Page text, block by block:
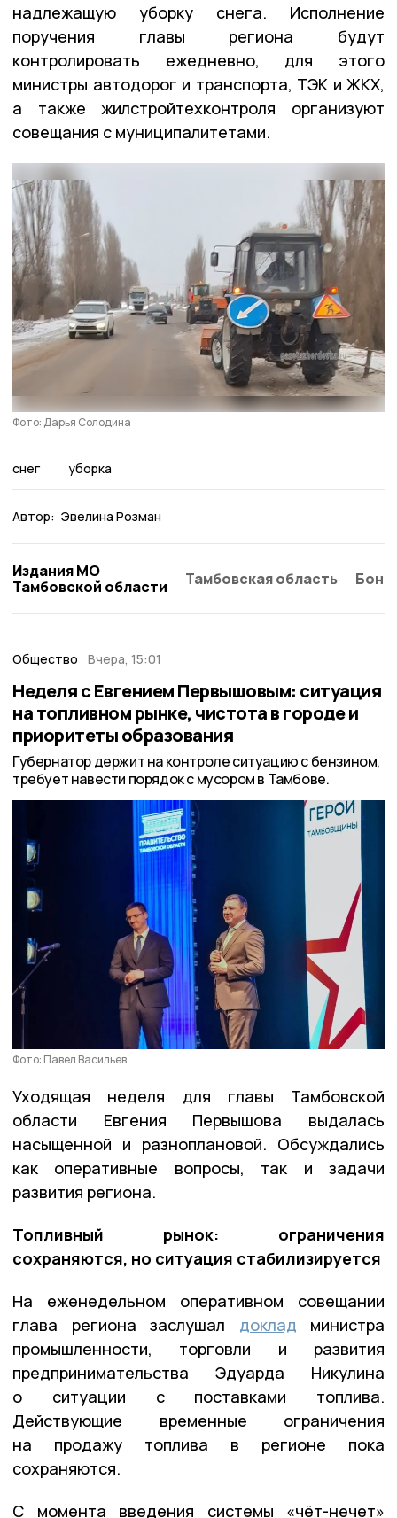
надлежащую уборку снега. Исполнение
поручения главы региона будут
контролировать ежедневно, для этого
министры автодорог и транспорта, ТЭК и ЖКХ,
а также жилстройтехконтроля организуют
совещания с муниципалитетами.
Фото: Дарья Солодина
снег уборка
Автор: Эвелина Розман
Издания МО
Тамбовской области
Тамбовская область
Общество Вчера, 15:01
Неделя с Евгением Первышовым: ситуация
на топливном рынке, чистота в городе и
приоритеты образования
Губернатор держит на контроле ситуацию с бензином,
требует навести порядок с мусором в Тамбове.
Фото: Павел Васильев
Уходящая неделя для главы Тамбовской
области Евгения Первышова выдалась
насыщенной и разноплановой. Обсуждались
как оперативные вопросы, так и задачи
развития региона.
Топливный рынок: ограничения
сохраняются, но ситуация стабилизируется
На еженедельном оперативном совещании
глава региона заслушал доклад министра
промышленности, торговли и развития
предпринимательства Эдуарда Никулина
о ситуации с поставками топлива.
Действующие временные ограничения
на продажу топлива в регионе пока
сохраняются.
С момента введения системы «чёт-нечет»